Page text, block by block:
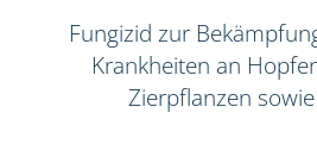
Fungizid zur
Krankheiten an
Zierpflanzen